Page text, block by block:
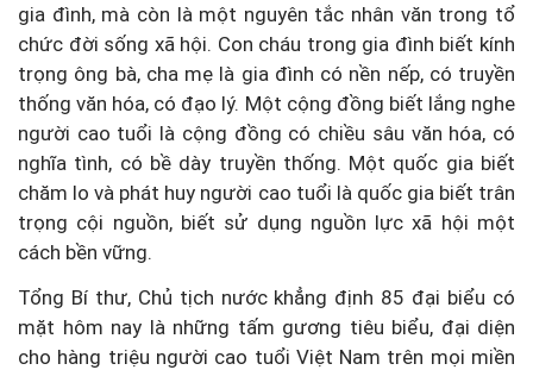
gia đình, mà còn là một nguyên tắc nhân văn trong tổ
chức đời sống xã hội. Con cháu trong gia đình biết kính
trọng ông bà, cha mẹ là gia đình có nền nếp, có truyền
thống văn hóa, có đạo lý. Một cộng đồng biết lắng nghe
người cao tuổi là cộng đồng có chiều sâu văn hóa, có
nghĩa tình, có bề dày truyền thống. Một quốc gia biết
chăm lo và phát huy người cao tuổi là quốc gia biết trân
trọng cội nguồn, biết sử dụng nguồn lực xã hội một
cách bền vững.
Tổng Bí thư, Chủ tịch nước khẳng định 85 đại biểu có
mặt hôm nay là những tấm gương tiêu biểu, đại diện
cho hàng triệu người cao tuổi Việt Nam trên mọi miền